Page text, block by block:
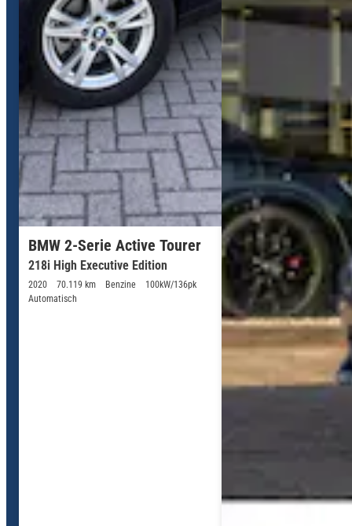
BMW 2-Serie Active Tourer
218i High Executive Edition
2020 70.119 km Benzine
100kW/136pk
Automatisch